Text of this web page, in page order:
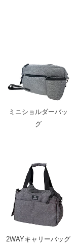
ミニショルダーバッ
グ
2WAYキャリーバッグ